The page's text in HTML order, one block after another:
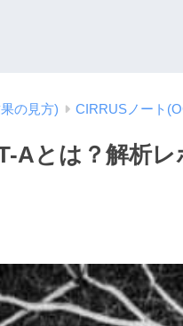
の見方) CIRRUSノート
Aとは？解析